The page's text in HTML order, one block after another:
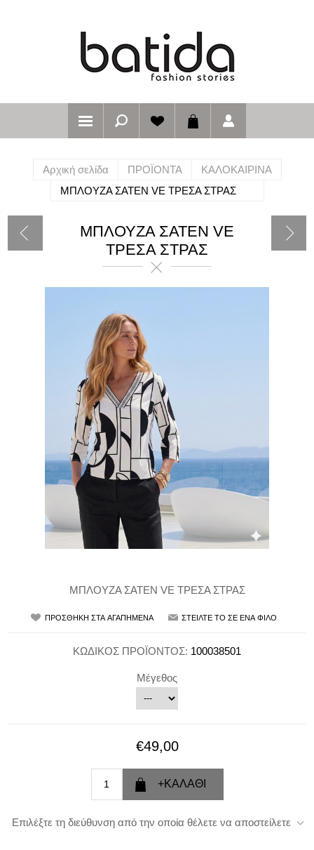
Αρχική σελίδα ΠΡΟΪΟΝΤΑ
ΚΑΛΟΚΑΙΡΙΝΑ
ΜΠΛΟΥΖΑ ΣΑΤΕΝ VE ΤΡΕΣΑ ΣΤΡΑΣ
ΜΠΛΟΥΖΑ ΣΑΤΕΝ VE
ΤΡΕΣΑ ΣΤΡΑΣ
ΜΠΛΟΥΖΑ ΣΑΤΕΝ VE ΤΡΕΣΑ ΣΤΡΑΣ
ΚΩΔΙΚΟΣ ΠΡΟΪΟΝΤΟΣ: 100038501
Μέγεθος
€49,00
Επιλέξτε τη διεύθυνση από την οποία θέλετε να αποστείλετε